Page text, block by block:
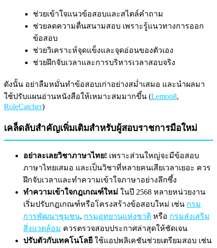
ช่วยเข้าใจแนวข้อสอบและสไตล์คำถาม
ช่วยลดความตื่นสนามสอบ เพราะรู้แนวทางการออก
ข้อสอบ
ช่วยวิเคราะห์จุดแข็งและจุดอ่อนของตัวเอง
ช่วยฝึกจับเวลาและการบริหารเวลาสอบจริง
ดังนั้น อย่าลืมหมั่นทำข้อสอบเก่าอย่างสม่ำเสมอ และนำผลมา
ใช้ปรับแผนอ่านหนังสือให้เหมาะสมมากขึ้น (Lemon8,
RoleCatcher)
เคล็ดลับสำคัญเพิ่มเติมสำหรับผู้สอบราชการมือใหม่
อย่าละเลยวิชาภาษาไทย! เพราะส่วนใหญ่จะมีข้อสอบ
ภาษาไทยเสมอ และเป็นวิชาที่หลายคนเสียเวลาเยอะ ควร
ฝึกจับเวลาและทำความเข้าใจภาษาอย่างลึกซึ้ง
ทำความเข้าใจกฎเกณฑ์ใหม่ ในปี 2568 หลายหน่วยงาน
เริ่มปรับกฎเกณฑ์หรือโครงสร้างข้อสอบใหม่ เช่น กรม
การพัฒนาชุมชน, กรมอุทยานแห่งชาติ หรือ กรมส่งเสริม
สิ่งแวดล้อม ควรตรวจสอบประกาศล่าสุดให้ชัดเจน
ปรับตัวกับเทคโนโลยี ใช้แอปพลิเคชันช่วยเตรียมสอบ เช่น